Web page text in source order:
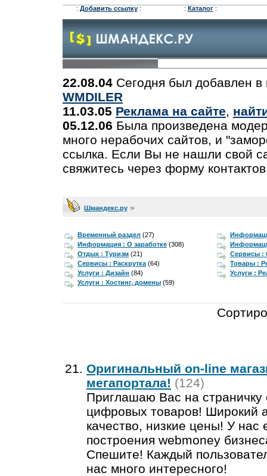
: Добавить ссылку: : Каталог:
22.08.04 Сегодня был добавлен в
WMDILER
11.03.05 Реклама на сайте,
05.12.06 Была произведена
много нерабочих сайтов, и
ссылка. Если Вы не нашли свой
свяжитесь через форму
Шмандекс.ру »
Временный раздел (27)
Информация : О заработке (308)
Отдых : Туризм (21)
Сервисы :
Сервисы : Раскрутка (64)
Товары :
Услуги : Дизайн (84)
Услуги :
Услуги : Хостинг, домены (59)
Оригинальный on-line
мегапортала! (124)
Приглашаю Вас на страничку
цифровых товаров! Широкий
качество, низкие цены! У нас
построения webmoney
Спешите! Каждый
нас много интересного!